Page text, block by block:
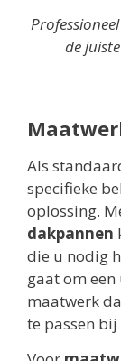
de
Als
specifieke
oplossing.
dakpannen
die u nodig
gaat om
maatwerk
te passen